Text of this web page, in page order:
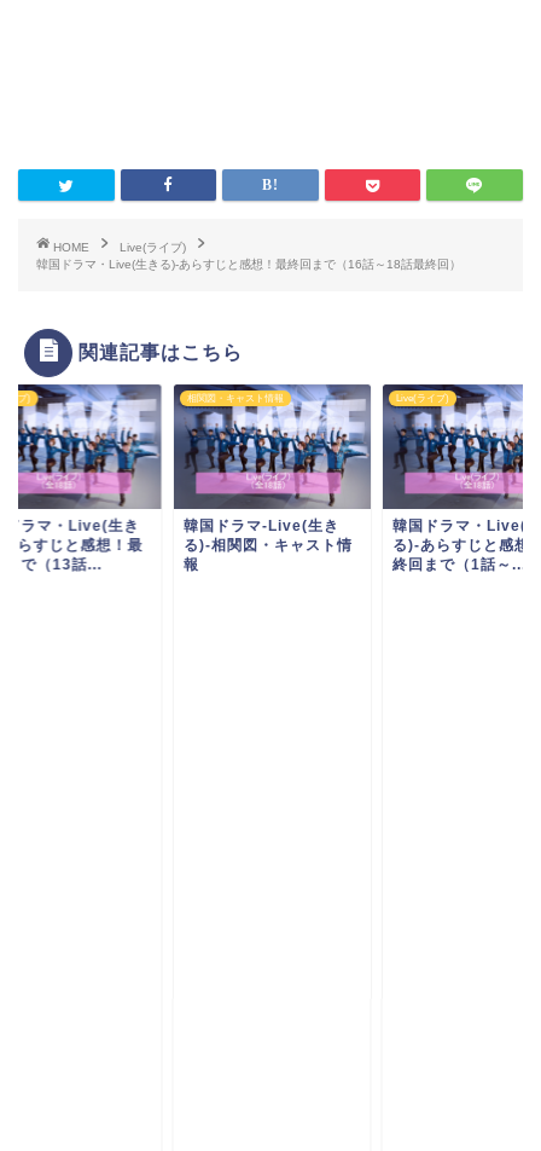
HOME
Live(ライブ)
韓国ドラマ・Live(生きる)-あらすじと感想！最終回まで（16話～18話最終回）
関連記事はこちら
イブ)
ドラマ・Live(生き
らすじと感想！最
まで（13話...
相関図・キャスト情報
韓国ドラマ-Live(生き
る)-相関図・キャスト情
報
Live(ライブ)
韓国ドラマ・Live(
る)-あらすじと感想
終回まで（1話～...